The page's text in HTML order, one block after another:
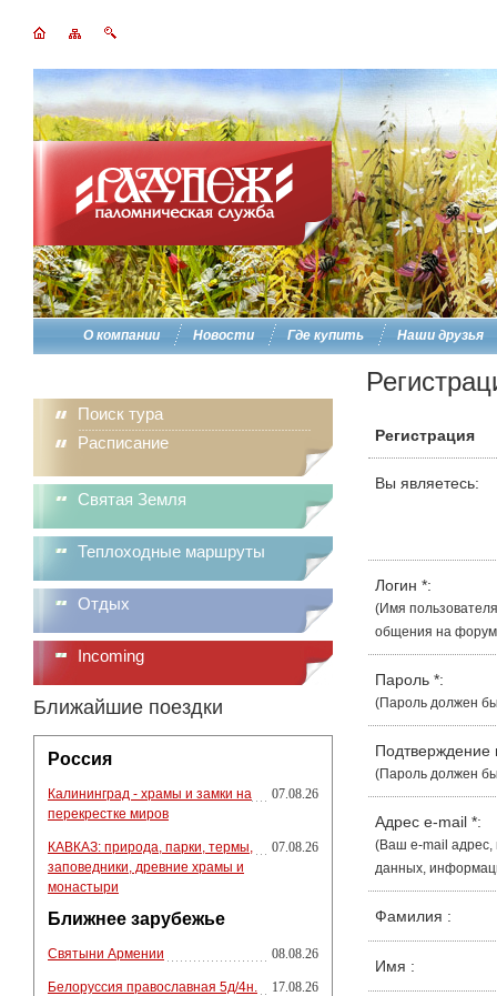
О компании Новости Где купить Наши друзья
Поиск тура
Расписание
Святая Земля
Теплоходные маршруты
Отдых
Incoming
Ближайшие поездки
Россия
Калининград - храмы и замки на
перекрестке миров
07.08.26
КАВКАЗ: природа, парки, термы,
заповедники, древние храмы и
монастыри
07.08.26
Ближнее зарубежье
Святыни Армении 08.08.26
Белоруссия православная 5д/4н. 17.08.26
Регистрация
Вы являетесь:
Логин *:
(Имя
общения на
Пароль *:
(Пароль должен
(Пароль должен
Адрес e-mail *:
(Ваш e-mail адрес,
данных,
Фамилия :
Имя :